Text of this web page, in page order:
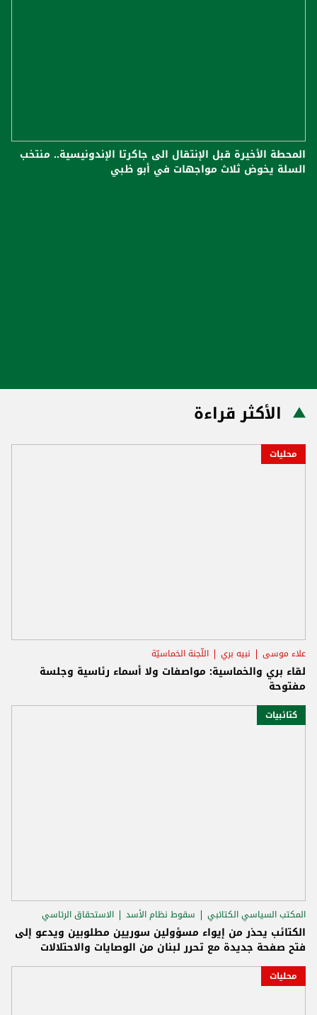
المحطة الأخيرة قبل الإنتقال الى جاكرتا الإندونيسية.. منتخب
السلة يخوض ثلاث مواجهات في أبو ظبي
الأكثر قراءة
محليات
علاء موسى نبيه بري اللّجنة الخماسيّة
لقاء بري والخماسية: مواصفات ولا أسماء رئاسية وجلسة
مفتوحة
كتائبيات
المكتب السياسي الكتائبي سقوط نظام الأسد الاستحقاق الرئاسي
الكتائب يحذر من إيواء مسؤولين سوريين مطلوبين ويدعو إلى
فتح صفحة جديدة مع تحرر لبنان من الوصايات والاحتلالات
محليات